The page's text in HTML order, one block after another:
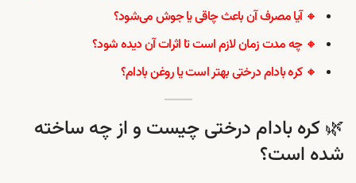
🔸 آیا مصرف آن باعث چاقی یا جوش می‌شود؟
🔸 چه مدت زمان لازم است تا اثرات آن دیده شود؟
🔸 کره بادام درختی بهتر است یا روغن بادام؟
🌿 کره بادام درختی چیست و از چه ساخته
شده است؟